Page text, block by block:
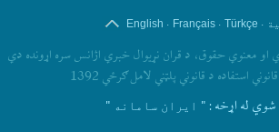
.
Türkçe
.
Français
.
English
معنوي حقوق، د قران نړيوال خبري اژانس سره اړونده دي
استفاده د قانوني پلټني لامل ګرځي 1392
شوي له اړخه : " ایران سامانه "